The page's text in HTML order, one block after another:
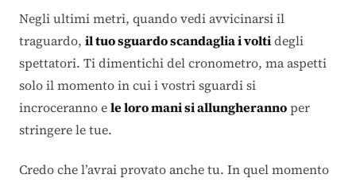
Negli ultimi metri, quando vedi avvicinarsi il
traguardo, il tuo sguardo scandaglia i voltidegli
spettatori. Ti dimentichi del cronometro, ma aspetti
solo il momento in cui i vostri sguardi si
incroceranno ele loro mani si allungherannoper
stringere le tue.
Credo che l’avrai provato anche tu. In quel momento